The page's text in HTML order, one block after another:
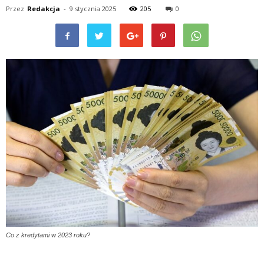
Przez Redakcja - 9 stycznia 2025 205 0
Co z kredytami w 2023 roku?